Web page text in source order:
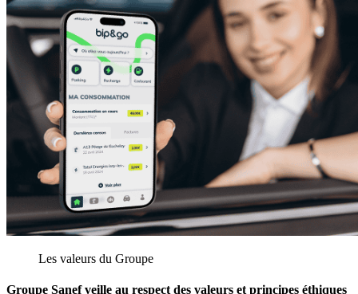
Les valeurs du Groupe
Groupe Sanef veille au respect des valeurs et principes éthiques